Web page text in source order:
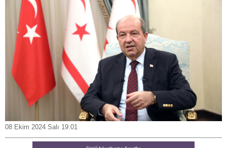
08 Ekim 2024 Salı 19:01